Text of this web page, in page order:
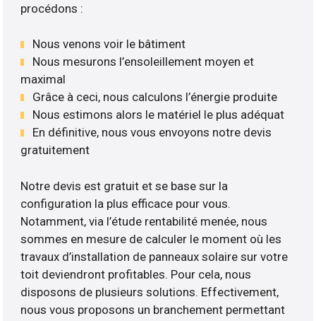
procédons :
Nous venons voir le bâtiment
Nous mesurons l’ensoleillement moyen et
maximal
Grâce à ceci, nous calculons l’énergie produite
Nous estimons alors le matériel le plus adéquat
En définitive, nous vous envoyons notre devis
gratuitement
Notre devis est gratuit et se base sur la
configuration la plus efficace pour vous.
Notamment, via l’étude rentabilité menée, nous
sommes en mesure de calculer le moment où les
travaux d’installation de panneaux solaire sur votre
toit deviendront profitables. Pour cela, nous
disposons de plusieurs solutions. Effectivement,
nous vous proposons un branchement permettant